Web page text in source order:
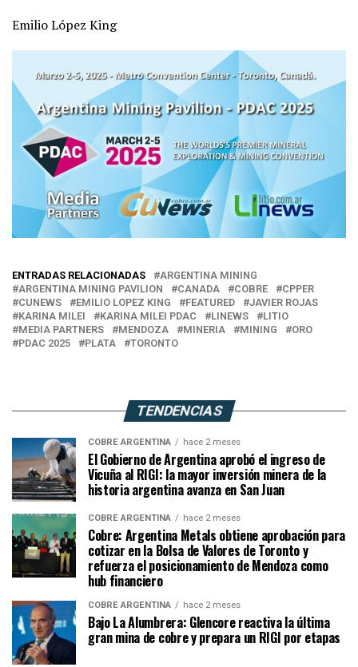
Emilio López King
ENTRADAS RELACIONADAS
ARGENTINA MINING
ARGENTINA MINING PAVILION
CANADA COBRE
CPPER
CUNEWS
EMILIO LOPEZ KING FEATURED
JAVIER ROJAS
KARINA MILEI
KARINA MILEI PDAC LINEWS
LITIO
MEDIA PARTNERS
MENDOZA MINERIA MINING
ORO
PDAC 2025
PLATA TORONTO
TENDENCIAS
COBRE ARGENTINA hace 2 meses
El Gobierno de Argentina aprobó el ingreso de
Vicuña al RIGI: la mayor inversión minera de la
historia argentina avanza en San Juan
COBRE ARGENTINA hace 2 meses
Cobre: Argentina Metals obtiene aprobación para
cotizar en la Bolsa de Valores de Toronto y
refuerza el posicionamiento de Mendoza como
hub financiero
COBRE ARGENTINA hace 2 meses
Bajo La Alumbrera: Glencore reactiva la última
gran mina de cobre y prepara un RIGI por etapas